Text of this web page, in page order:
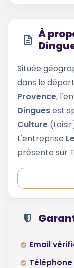
À
Située
dans le
Provence,
Dinguesest
Culture
L'entreprise
présente sur
Email